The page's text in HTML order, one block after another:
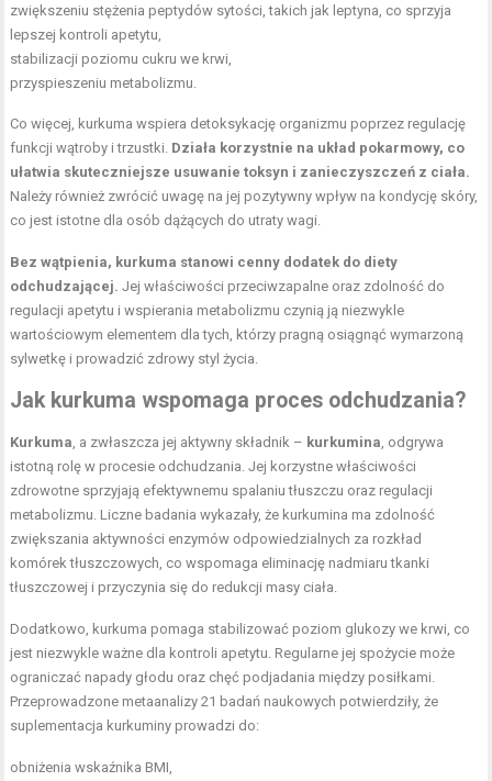
zwiększeniu stężenia peptydów sytości, takich jak leptyna, co sprzyja
lepszej kontroli apetytu,
stabilizacji poziomu cukru we krwi,
przyspieszeniu metabolizmu.
Co więcej, kurkuma wspiera detoksykację organizmu poprzez regulację
funkcji wątroby i trzustki. Działa korzystnie na układ pokarmowy, co
ułatwia skuteczniejsze usuwanie toksyn i zanieczyszczeń z ciała.
Należy również zwrócić uwagę na jej pozytywny wpływ na kondycję skóry,
co jest istotne dla osób dążących do utraty wagi.
Bez wątpienia, kurkuma stanowi cenny dodatek do diety
odchudzającej. Jej właściwości przeciwzapalne oraz zdolność do
regulacji apetytu i wspierania metabolizmu czynią ją niezwykle
wartościowym elementem dla tych, którzy pragną osiągnąć wymarzoną
sylwetkę i prowadzić zdrowy styl życia
Jak kurkuma wspomaga proces odchudzania?
Kurkuma , a zwłaszcza jej aktywny składnik – kurkumina , odgrywa
istotną rolę w procesie odchudzania. Jej korzystne właściwości
zdrowotne sprzyjają efektywnemu spalaniu tłuszczu oraz regulacji
metabolizmu. Liczne badania wykazały, że kurkumina ma zdolność
zwiększania aktywności enzymów odpowiedzialnych za rozkład
komórek tłuszczowych, co wspomaga eliminację nadmiaru tkanki
tłuszczowej i przyczynia się do redukcji masy ciała.
Dodatkowo, kurkuma pomaga stabilizować poziom glukozy we krwi, co
jest niezwykle ważne dla kontroli apetytu. Regularne jej spożycie może
ograniczać napady głodu oraz chęć podjadania między posiłkami.
Przeprowadzone metaanalizy 21 badań naukowych potwierdziły, że
suplementacja kurkuminy prowadzi do:
obniżenia wskaźnika BMI,